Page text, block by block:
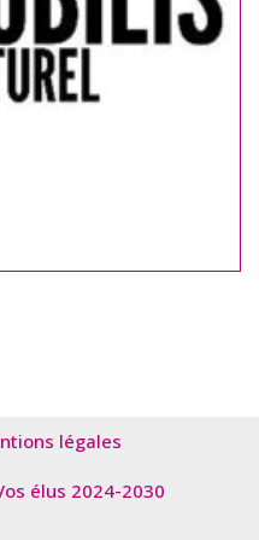
légales
élus 2024-2030